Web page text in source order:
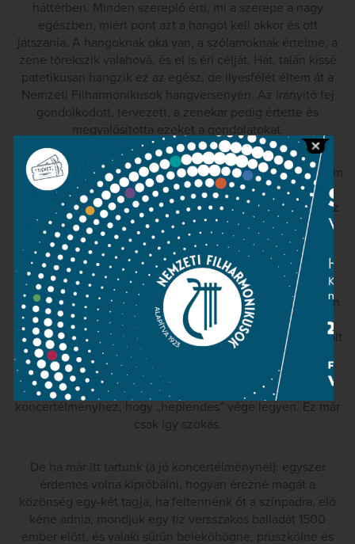
háttérben. Minden szereplő érti, mi a szerepe a nagy
egészben, miért pont azt a hangot kell akkor és ott
játszania. A hangoknak oka van, a szólamoknak értelme, a
zene törekszik valahová, és el is éri célját. Hát, talán kissé
patetikusan hangzik ez az egész, de ilyesfélét éltem át a
Nemzeti Filharmonikusok hangversenyén. Az irányító fej
gondolkodott, tervezett, a zenekar pedig értette és
megvalósította ezeket a gondolatokat.
Biztosan lehetne vitatkozni a zenei elképzelésről – bár nem
látom okát, és például a kezdő taktusokat nem nagyon
lehet szebben eljátszani -, a dinamikákról és tempókról, az
érzelmekről és szenvedélyekről, de azt gondolom, nem
nagyon érdemes. Brahms Negyedik szimfóniájának
előadásával egyetlen bajom volt: vége lett.
A közönség nyomban tapsviharban tört ki, és Kocsis Zoltán
viszonylag gyorsan rászánta magát a ráadásra, Brahms 1.
Magyar táncára. Nem volt azzal sem semmi gond, maga volt
a fergeteges tökéletesség, csak éppen nekem személy
szerint nagyon rosszul esett, hogy kiűzi fejemből a
szimfónia hangulatát. De tudom, persze, az kell a jó
koncertélményhez, hogy „hepiendes” vége legyen. Ez már
csak így szokás.
De ha már itt tartunk (a jó koncertélménynél): egyszer
érdemes volna kipróbálni, hogyan érezné magát a
közönség egy-két tagja, ha feltennénk őt a színpadra, elő
kéne adnia, mondjuk egy tíz versszakos balladát 1500
ember előtt, és valaki sűrűn beleköhögne, prüszkölne és